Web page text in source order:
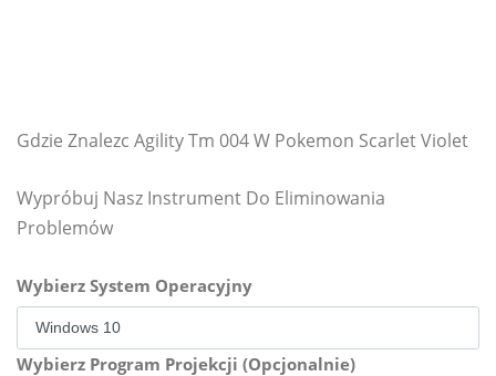
Gdzie Znalezc Agility Tm 004 W Pokemon Scarlet Violet
Wypróbuj Nasz Instrument Do Eliminowania
Problemów
Wybierz System Operacyjny
Wybierz Program Projekcji (Opcjonalnie)